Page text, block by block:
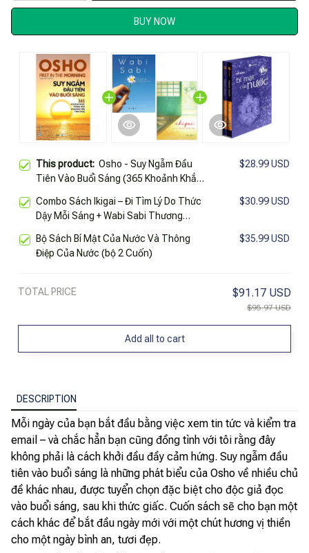
BUY NOW
This product: Osho - Suy Ngẫm Đầu
Tiên Vào Buổi Sáng (365 Khoảnh Khắc
$28.99 USD
Combo Sách Ikigai – Đi Tìm Lý Do Thức
Dậy Mỗi Sáng + Wabi Sabi Thương
Cuốn)
$30.99 USD
Bộ Sách Bí Mật Của Nước Và Thông
Điệp Của Nước (bộ 2 Cuốn)
$35.99 USD
TOTAL PRICE $91.17 USD
$95.97 USD
Add all to cart
DESCRIPTION
Mỗi ngày của bạn bắt đầu bằng việc xem tin tức và kiểm tra
email – và chắc hẳn bạn cũng đồng tình với tôi rằng đây
không phải là cách khởi đầu đầy cảm hứng. Suy ngẫm đầu
tiên vào buổi sáng là những phát biểu của Osho về nhiều chủ
đề khác nhau, được tuyển chọn đặc biệt cho độc giả đọc
vào buổi sáng, sau khi thức giấc. Cuốn sách sẽ cho bạn một
cách khác để bắt đầu ngày mới với một chút hương vị thiền
cho một ngày bình an, tươi đẹp.